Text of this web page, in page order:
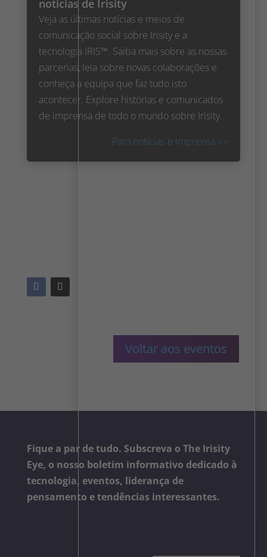
notícias de Irisity
Veja as últimas notícias e meios de
comunicação social sobre Irisity e a
tecnologia IRIS™. Saiba mais sobre as nossas
parcerias, leia sobre novas colaborações e
conheça a equipa que faz tudo isto
acontecer. Explore histórias e comunicados
de imprensa de todo o mundo sobre Irisity.
Para notícias e imprensa >>
Voltar aos eventos
Fique a par de tudo. Subscreva o The Irisity
Eye, o nosso boletim informativo dedicado à
tecnologia, eventos, liderança de
pensamento e tendências interessantes.